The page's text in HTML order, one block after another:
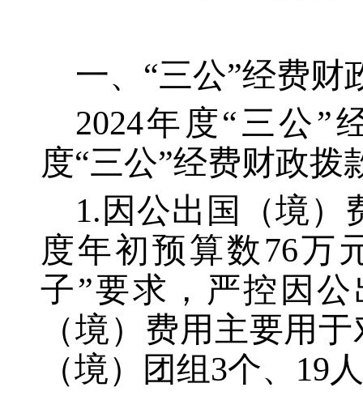
一、 “三公”经费财
2024年度“三公”
度“三公”经费财政拨
1.因公出国（境）
度年初预算数76万
子”要求，严控因
（境）费用主要用
（境）团组3个、19